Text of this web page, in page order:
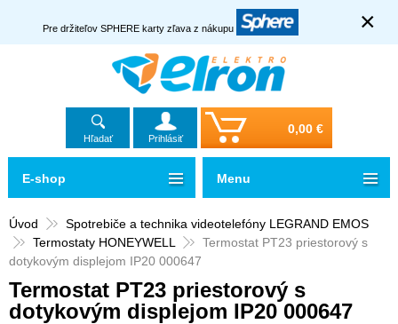
Pre držiteľov SPHERE karty zľava z nákupu ×
Hľadať Prihlásiť
0,00 €
Úvod
Spotrebiče a technika videotelefóny LEGRAND EMOS
Termostaty HONEYWELL
Termostat PT23 priestorový s
dotykovým displejom IP20 000647
Termostat PT23 priestorový s
dotykovým displejom IP20 000647
E-shop Menu